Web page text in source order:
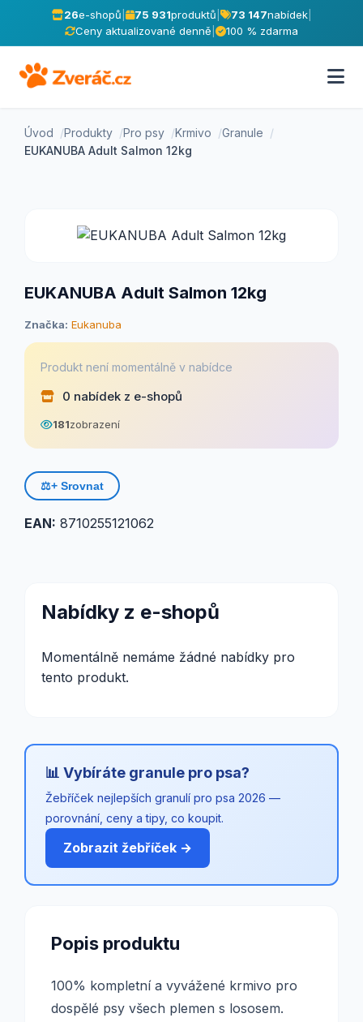
26e-shopů 75 931produktů 73 147nabídek|
Ceny aktualizované denně
100 % zdarma
Úvod Produkty Pro psy Krmivo
Granule
EUKANUBA Adult Salmon 12kg
EUKANUBA Adult Salmon 12kg
Značka: Eukanuba
Produkt není momentálně v nabídce
0 nabídek z e-shopů
181zobrazení
⚖️+ Srovnat
EAN: 8710255121062
Nabídky z e-shopů
Momentálně nemáme žádné nabídky pro
tento produkt.
📊 Vybíráte granule pro psa?
Žebříček nejlepších granulí pro psa 2026 —
porovnání, ceny a tipy, co koupit.
Zobrazit žebříček →
Popis produktu
100% kompletní a vyvážené krmivo pro
dospělé psy všech plemen s lososem.